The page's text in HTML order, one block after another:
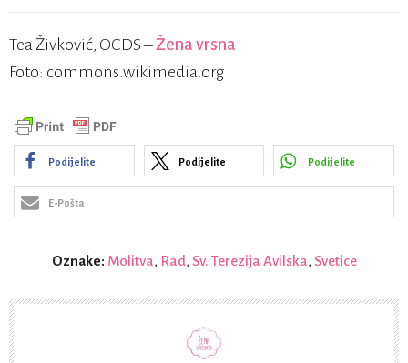
Tea Živković, OCDS –Žena vrsna
Foto: commons.wikimedia.org
Podijelite Podijelite Podijelite
E-Pošta
Oznake: Molitva, Rad, Sv. Terezija Avilska, Svetice